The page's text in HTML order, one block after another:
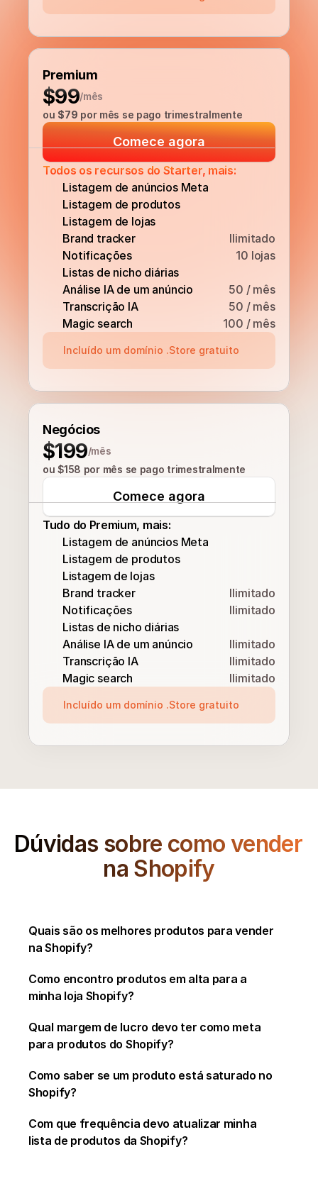
Premium
$99/mês
ou $79 por mês se pago trimestralmente
Comece agora
Todos os recursos do Starter, mais:
Listagem de anúncios Meta
Listagem de produtos
Listagem de lojas
Brand tracker
Ilimitado
Notificações
10 lojas
Listas de nicho diárias
Análise IA de um anúncio
50 / mês
Transcrição IA
50 / mês
Magic search
100 / mês
Incluído um domínio .Store gratuito
Negócios
$199/mês
ou $158 por mês se pago trimestralmente
Comece agora
Tudo do Premium, mais:
Listagem de anúncios Meta
Listagem de produtos
Listagem de lojas
Brand tracker
Ilimitado
Notificações
Ilimitado
Listas de nicho diárias
Análise IA de um anúncio
Ilimitado
Transcrição IA
Ilimitado
Magic search
Ilimitado
Incluído um domínio .Store gratuito
Dúvidas sobre como vender
na Shopify
Quais são os melhores produtos para vender
na Shopify?
Como encontro produtos em alta para a
minha loja Shopify?
Qual margem de lucro devo ter como meta
para produtos do Shopify?
Como saber se um produto está saturado no
Shopify?
Com que frequência devo atualizar minha
lista de produtos da Shopify?